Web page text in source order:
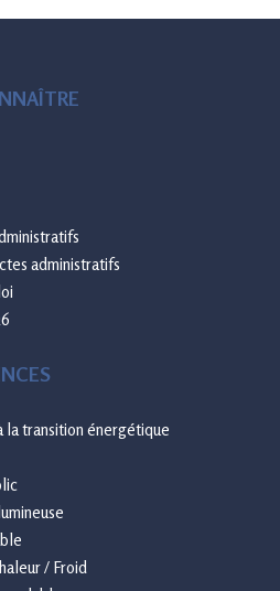
administratifs
la transition énergétique
/ Froid